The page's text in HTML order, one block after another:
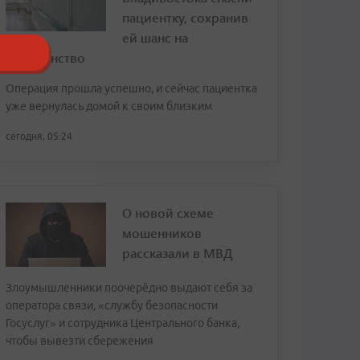
пациентку, сохранив
ей шанс на
материнство
Операция прошла успешно, и сейчас пациентка
уже вернулась домой к своим близким
сегодня, 05:24
О новой схеме
мошенников
рассказали в МВД
Злоумышленники поочерёдно выдают себя за
оператора связи, «службу безопасности
Госуслуг» и сотрудника Центрального банка,
чтобы вывезти сбережения